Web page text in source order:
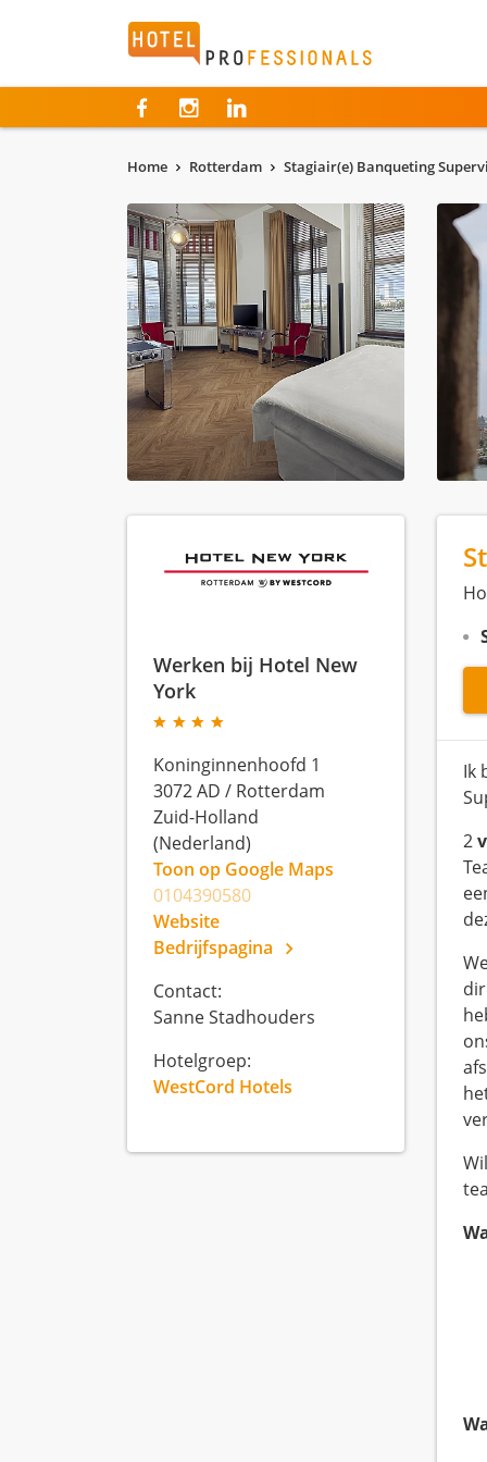
Hotelprofessionals
Home Rotterdam Stagiair(e) Banqueting
Ik
2
Werken bij Hotel New
York
Koninginnenhoofd 1
3072 AD / Rotterdam
Zuid-Holland
(Nederland)
Toon op Google Maps
0104390580
Website
Bedrijfspagina
Contact:
Sanne Stadhouders
Hotelgroep:
WestCord Hotels